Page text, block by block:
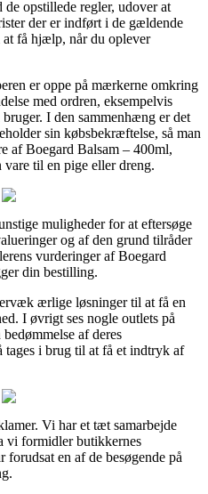
de opstillede regler, udover at
der er indført i de gældende
få hjælp, når du oplever
er oppe på mærkerne omkring
med ordren, eksempelvis
I den sammenhæng er det
sin købsbekræftelse, så man
af Boegard Balsam – 400ml,
vare til en pige eller dreng.
muligheder for at eftersøge
og af den grund tilråder
vurderinger af Boegard
din bestilling.
ærlige løsninger til at få en
I øvrigt ses nogle outlets på
af deres
tages i brug til at få et indtryk af
Vi har et tæt samarbejde
vi formidler butikkernes
forudsat en af de besøgende på